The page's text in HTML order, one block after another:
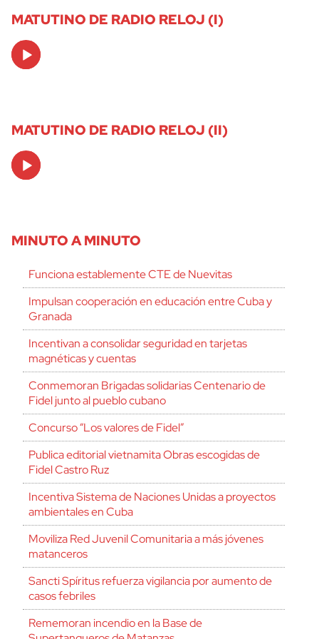
MATUTINO DE RADIO RELOJ (I)
Audio
Player
MATUTINO DE RADIO RELOJ (II)
Audio
Player
MINUTO A MINUTO
Funciona establemente CTE de Nuevitas
Impulsan cooperación en educación entre Cuba y
Granada
Incentivan a consolidar seguridad en tarjetas
magnéticas y cuentas
Conmemoran Brigadas solidarias Centenario de
Fidel junto al pueblo cubano
Concurso “Los valores de Fidel”
Publica editorial vietnamita Obras escogidas de
Fidel Castro Ruz
Incentiva Sistema de Naciones Unidas a proyectos
ambientales en Cuba
Moviliza Red Juvenil Comunitaria a más jóvenes
matanceros
Sancti Spíritus refuerza vigilancia por aumento de
casos febriles
Rememoran incendio en la Base de